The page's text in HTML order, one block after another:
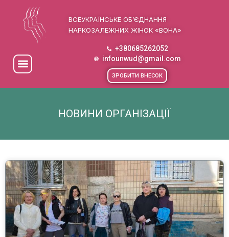
ВСЕУКРАЇНСЬКЕ ОБ’ЄДНАННЯ
НАРКОЗАЛЕЖНИХ ЖІНОК «ВОНА»
+380685262052
infounwud@gmail.com
ЗРОБИТИ ВНЕСОК
НОВИНИ ОРГАНІЗАЦІЇ